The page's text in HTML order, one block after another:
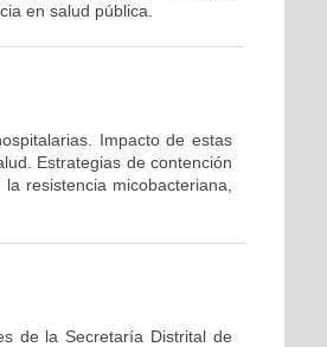
en salud pública.
Impacto de estas
Estrategias de contención
resistencia micobacteriana,
de la Secretaría Distrital de